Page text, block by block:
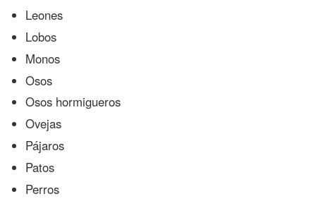
Leones
Lobos
Monos
Osos
Osos hormigueros
Ovejas
Pájaros
Patos
Perros